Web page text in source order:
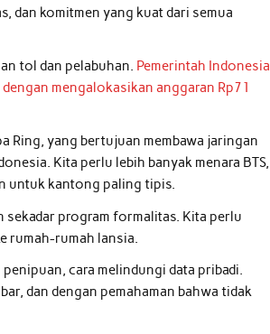
dan komitmen yang kuat dari semua
tol dan pelabuhan. Pemerintah Indonesia
mengalokasikan anggaran Rp71
Ring, yang bertujuan membawa jaringan
Kita perlu lebih banyak menara BTS,
untuk kantong paling tipis.
sekadar program formalitas. Kita perlu
rumah-rumah lansia.
cara melindungi data pribadi.
dan dengan pemahaman bahwa tidak